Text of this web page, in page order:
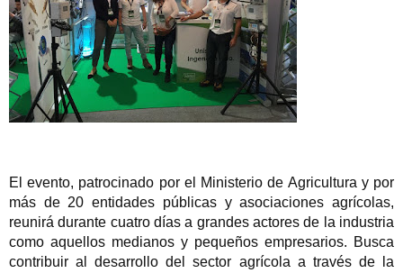
El evento, patrocinado por el Ministerio de Agricultura y por
más de 20 entidades públicas y asociaciones agrícolas,
reunirá durante cuatro días a grandes actores de la industria
como aquellos medianos y pequeños empresarios. Busca
contribuir al desarrollo del sector agrícola a través de la